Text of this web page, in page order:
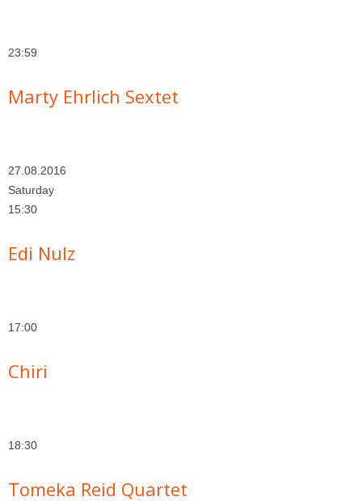
23:59
Marty Ehrlich Sextet
27.08.2016
Saturday
15:30
Edi Nulz
17:00
Chiri
18:30
Tomeka Reid Quartet